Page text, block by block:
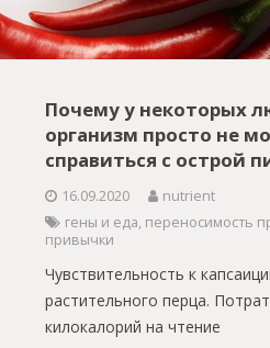
Почему у некоторых
организм просто не
справиться с острой
16.09.2020
nutrient
гены и еда, переносимость
привычки
Чувствительность к
растительного перца.
килокалорий на чтение